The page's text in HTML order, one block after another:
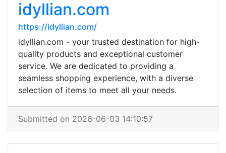
idyllian.com
https://idyllian.com/
idyllian.com - your trusted destination for high-
quality products and exceptional customer
service. We are dedicated to providing a
seamless shopping experience, with a diverse
selection of items to meet all your needs.
Submitted on 2026-06-03 14:10:57